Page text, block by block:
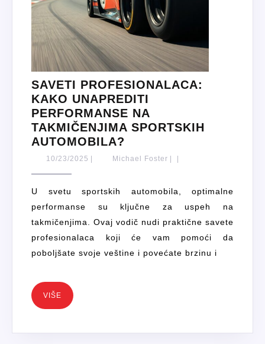
SAVETI PROFESIONALACA:
KAKO UNAPREDITI
PERFORMANSE NA
TAKMIČENJIMA SPORTSKIH
AUTOMOBILA?
PROFESIONALACA:
PERFORMANSE
NA
TAKMIČENJIMA
SPORTSKIH
AUTOMOBILA?
10/23/2025 10/23/2025Michael FosterMichael
U svetu sportskih automobila, optimalne
performanse su ključne za uspeh na
takmičenjima. Ovaj vodič nudi praktične savete
profesionalaca koji će vam pomoći da
poboljšate svoje veštine i povećate brzinu i
VIŠE VIŠE